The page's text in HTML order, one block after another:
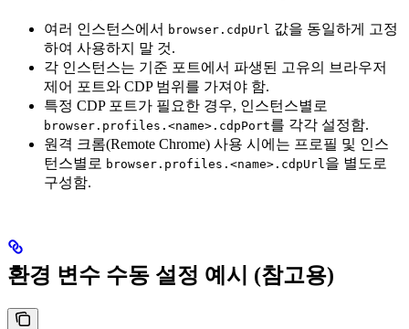
여러 인스턴스에서 browser.cdpUrl 값을 동일하게 고정
하여 사용하지 말 것.
각 인스턴스는 기준 포트에서 파생된 고유의 브라우저
제어 포트와 CDP 범위를 가져야 함.
특정 CDP 포트가 필요한 경우, 인스턴스별로
browser.profiles.<name>.cdpPort를 각각 설정함.
원격 크롬(Remote Chrome) 사용 시에는 프로필 및 인스
턴스별로 browser.profiles.<name>.cdpUrl 을 별도로
구성함.
환경 변수 수동 설정 예시 (참고용)